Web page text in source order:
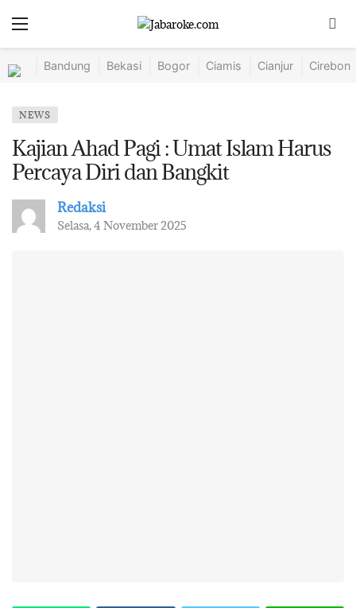
Bandung Bekasi Bogor Ciamis Cianjur Cirebon
NEWS
Kajian Ahad Pagi : Umat Islam Harus
Percaya Diri dan Bangkit
Redaksi
Selasa, 4 November 2025